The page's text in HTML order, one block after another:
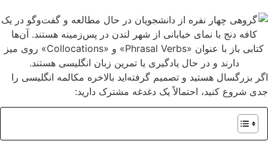
اگر بزرگسال هستید و تصمیم گرفته‌اید بالاخره مکالمه انگلیسی را
جدی شروع کنید، احتمالاً یک دغدغه مشترک دارید: